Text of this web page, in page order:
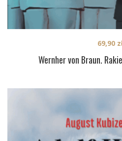
Wernher von Braun.
69,90